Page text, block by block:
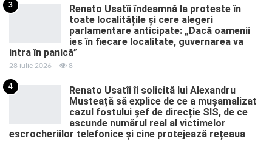
3
Renato Usatîi îndeamnă la proteste în
toate localitățile și cere alegeri
parlamentare anticipate: „Dacă oamenii
ies în fiecare localitate, guvernarea va
intra în panică”
28 iulie 2026 8
4
Renato Usatîi îi solicită lui Alexandru
Musteață să explice de ce a mușamalizat
cazul fostului șef de direcție SIS, de ce
ascunde numărul real al victimelor
escrocheriilor telefonice și cine protejează rețeaua